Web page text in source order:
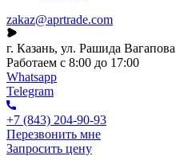
zakaz@aprtrade.com
г. Казань, ул. Рашида
Работаем с 8:00 до 17:00
Whatsapp
Telegram
+7 (843) 204-90-93
Перезвонить мне
Запросить цену